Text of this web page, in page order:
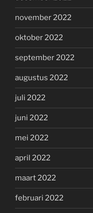
november 2022
oktober 2022
september 2022
augustus 2022
juli 2022
juni 2022
mei 2022
april 2022
maart 2022
februari 2022